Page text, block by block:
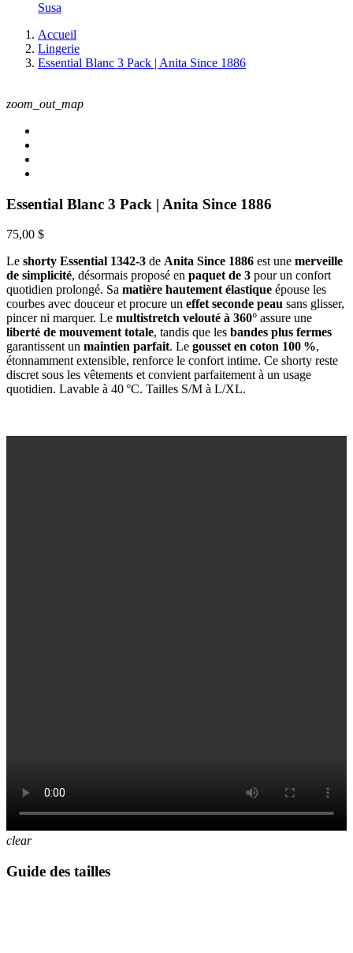
Susa
Accueil
Lingerie
Essential Blanc 3 Pack | Anita Since 1886
zoom_out_map
Essential Blanc 3 Pack | Anita Since 1886
75,00 $
Le shorty Essential 1342-3 de Anita Since 1886 est une merveille
de simplicité, désormais proposé en paquet de 3 pour un confort
quotidien prolongé. Sa matière hautement élastique épouse les
courbes avec douceur et procure un effet seconde peau sans glisser,
pincer ni marquer. Le multistretch velouté à 360° assure une
liberté de mouvement totale, tandis que les bandes plus fermes
garantissent un maintien parfait. Le gousset en coton 100 %,
étonnamment extensible, renforce le confort intime. Ce shorty reste
discret sous les vêtements et convient parfaitement à un usage
quotidien. Lavable à 40 °C. Tailles S/M à L/XL.
clear
Guide des tailles